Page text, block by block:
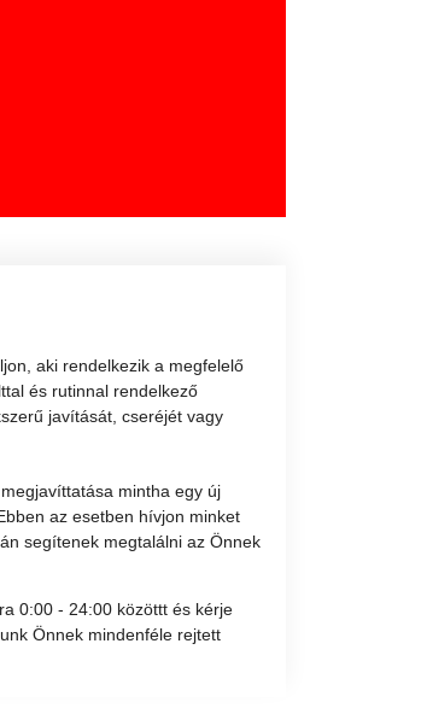
aki rendelkezik a megfelelő
és rutinnal rendelkező
javítását, cseréjét vagy
mintha egy új
az esetben hívjon minket
segítenek megtalálni az Önnek
0:00 - 24:00 közöttt és kérje
Önnek mindenféle rejtett